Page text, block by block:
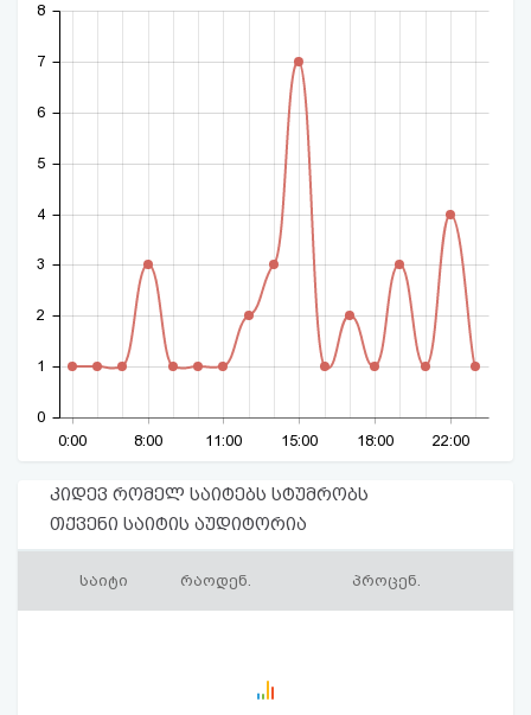
0:00 8:00 11:00 15:00 18:00 22:00
0
1
2
3
4
5
6
7
8
კიდევ რომელ საიტებს სტუმრობს
თქვენი საიტის აუდიტორია
საიტი რაოდენ. პროცენ.